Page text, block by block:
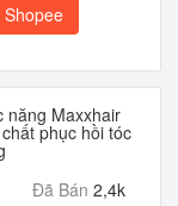
năng Maxxhair
phục hồi tóc
Đã Bán 2,4k